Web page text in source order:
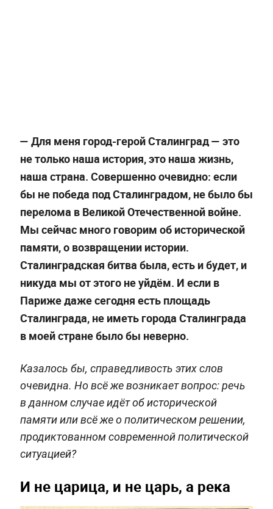
— Для меня город-герой Сталинград — это
не только наша история, это наша жизнь,
наша страна. Совершенно очевидно: если
бы не победа под Сталинградом, не было бы
перелома в Великой Отечественной войне.
Мы сейчас много говорим об исторической
памяти, о возвращении истории.
Сталинградская битва была, есть и будет, и
никуда мы от этого не уйдём. И если в
Париже даже сегодня есть площадь
Сталинграда, не иметь города Сталинграда
в моей стране было бы неверно.
Казалось бы, справедливость этих слов
очевидна. Но всё же возникает вопрос: речь
в данном случае идёт об исторической
памяти или всё же о политическом решении,
продиктованном современной политической
ситуацией?
И не царица, и не царь, а река